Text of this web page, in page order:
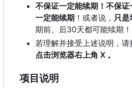
不保证一定能续期！不保
一定能续期 ！或者说， 只
期前、后30天都可能续期！
若理解并接受上述说明，请
点击浏览器右上角 X 。
项目说明